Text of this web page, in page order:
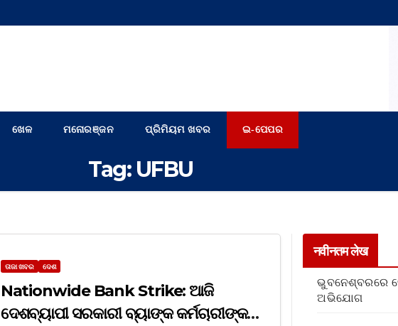
ଖେଳ ମନୋରଞ୍ଜନ ପ୍ରିମିୟମ ଖବର ଇ-ପେପର
Tag: UFBU
ତାଜା ଖବର ଦେଶ
Nationwide Bank Strike: ଆଜି
ଦେଶବ୍ୟାପୀ ସରକାରୀ ବ୍ୟାଙ୍କ କର୍ମଚାରୀଙ୍କ
नवीनतम लेख
ଭୁବନେଶ୍ବରରେ
ଅଭିଯୋଗ